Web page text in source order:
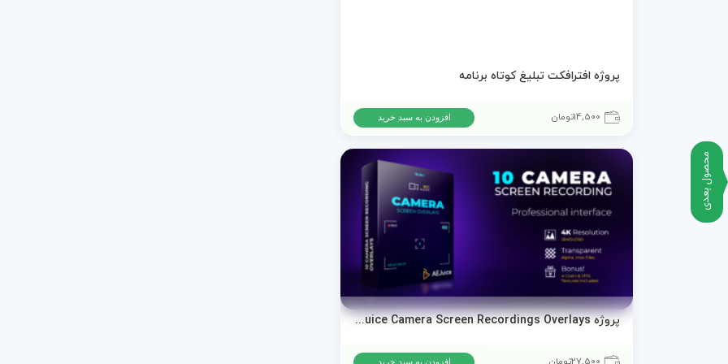
محصول بعدی
پروژه افترافکت تبلیغ کوتاه برنامه
14,500تومان افزودن به سبد خرید
پروژه AEJuice Camera Screen Recordings Overlays برای پریمیر پرو و افترافکت
افزودن به سبد خرید